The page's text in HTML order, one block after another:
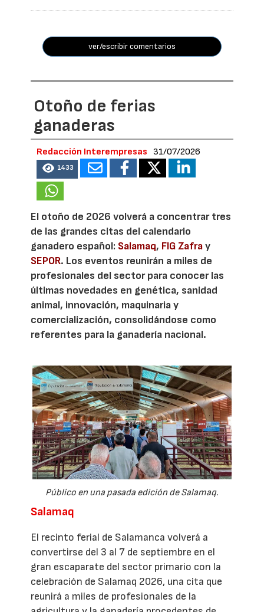
ver/escribir comentarios
Otoño de ferias
ganaderas
Redacción Interempresas 31/07/2026
1433
El otoño de 2026 volverá a concentrar tres
de las grandes citas del calendario
ganadero español: Salamaq, FIG Zafray
SEPOR. Los eventos reunirán a miles de
profesionales del sector para conocer las
últimas novedades en genética, sanidad
animal, innovación, maquinaria y
comercialización, consolidándose como
referentes para la ganadería nacional.
Público en una pasada edición de Salamaq.
Salamaq
El recinto ferial de Salamanca volverá a
convertirse del 3 al 7 de septiembre en el
gran escaparate del sector primario con la
celebración de Salamaq 2026, una cita que
reunirá a miles de profesionales de la